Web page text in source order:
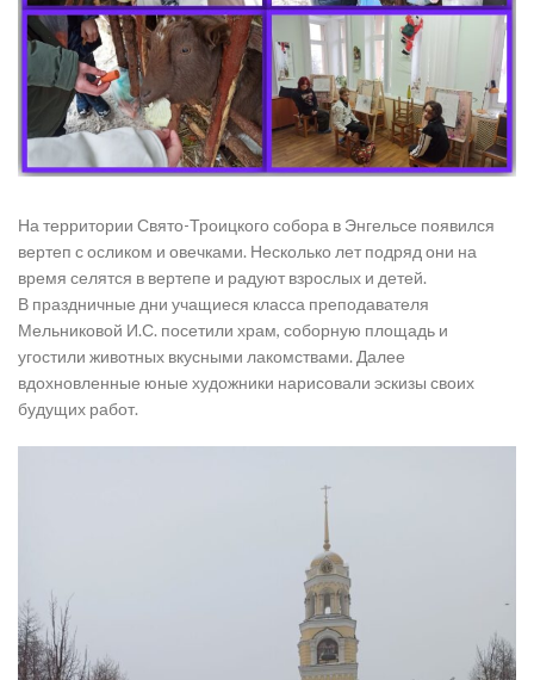
На территории Свято-Троицкого собора в Энгельсе появился
вертеп с осликом и овечками. Несколько лет подряд они на
время селятся в вертепе и радуют взрослых и детей.
В праздничные дни учащиеся класса преподавателя
Мельниковой И.С. посетили храм, соборную площадь и
угостили животных вкусными лакомствами. Далее
вдохновленные юные художники нарисовали эскизы своих
будущих работ.